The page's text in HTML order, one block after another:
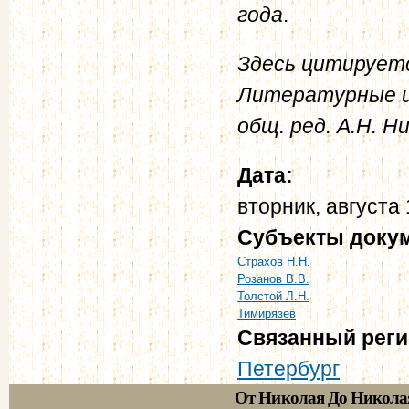
года.
Здесь
Литературные
общ. ред. А.Н.
Дата:
вторник,
Субъекты
Страхов Н.Н.
Розанов В.В.
Толстой Л.Н.
Тимирязев
Связанный
Петербург
От Николая До